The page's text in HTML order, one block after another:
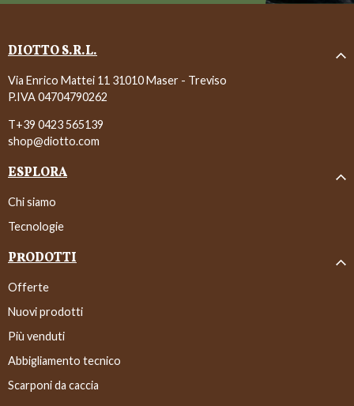
DIOTTO S.R.L.
Via Enrico Mattei 11 31010 Maser - Treviso
P.IVA 04704790262
T+39 0423 565139
shop@diotto.com
ESPLORA
Chi siamo
Tecnologie
PRODOTTI
Offerte
Nuovi prodotti
Più venduti
Abbigliamento tecnico
Scarponi da caccia